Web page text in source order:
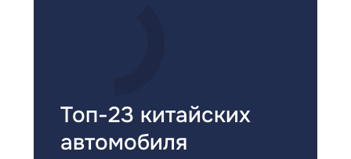
Топ-23 китайских
автомобиля